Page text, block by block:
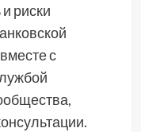
риски
с